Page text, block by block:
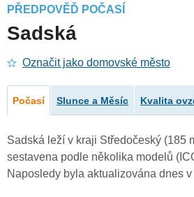
PŘEDPOVĚĎ POČASÍ
Sadská
Označit jako domovské město
Počasí Slunce a Měsíc Kvalita
Sadská leží v kraji Středočeský (185
sestavena podle několika modelů
Naposledy byla aktualizována dnes v